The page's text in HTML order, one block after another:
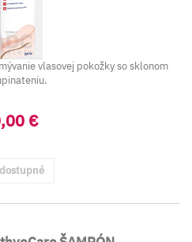
vlasovej pokožky so sklonom
€